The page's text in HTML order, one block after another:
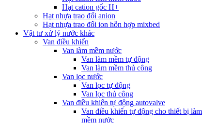
Hạt cation gốc H+
Hạt nhựa trao đổi anion
Hạt nhựa trao đổi ion hỗn hợp mixbed
Vật tư xử lý nước khác
Van điều khiển
Van làm mềm nước
Van làm mềm tự động
Van làm mềm thủ công
Van lọc nước
Van lọc tự động
Van lọc thủ công
Van điều khiển tự động autovalve
Van điều khiển tự động cho thiết bị làm
mềm nước